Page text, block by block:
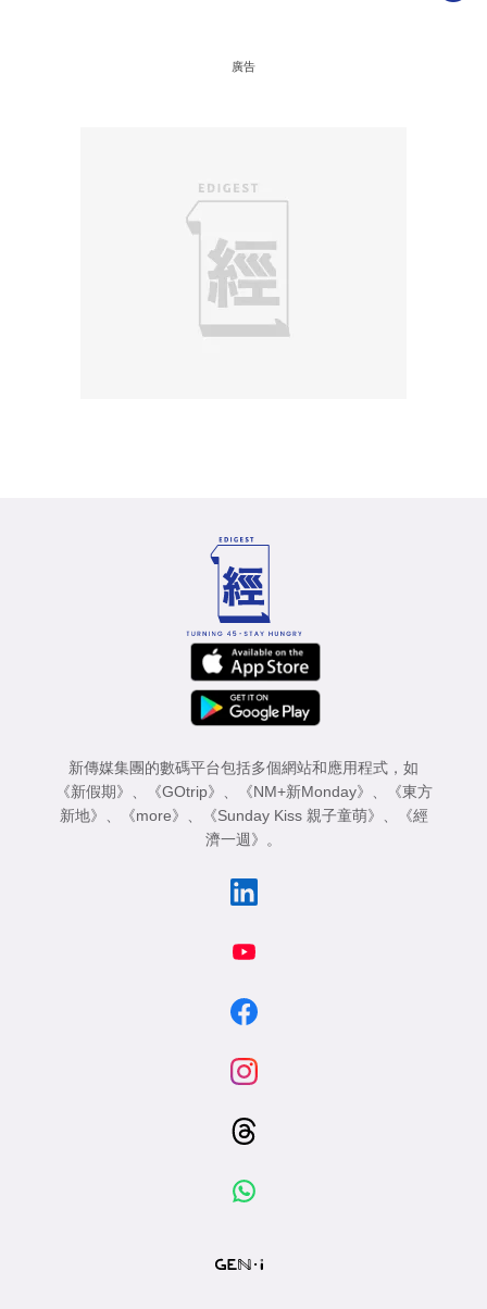
廣告
新傳媒集團的數碼平台包括多個網站和應用程式，如
《新假期》
《GOtrip》 《NM+新Monday》
《東方
新地》
《more》 《Sunday Kiss 親子童萌》
《經
濟一週》
。